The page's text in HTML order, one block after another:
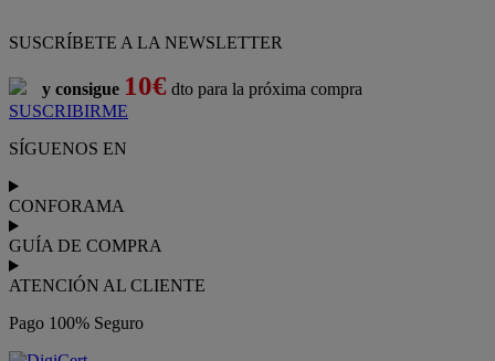
SUSCRÍBETE A LA NEWSLETTER
y consigue 10€ dto para la próxima compra
SUSCRIBIRME
SÍGUENOS EN
CONFORAMA
GUÍA DE COMPRA
ATENCIÓN AL CLIENTE
Pago 100% Seguro